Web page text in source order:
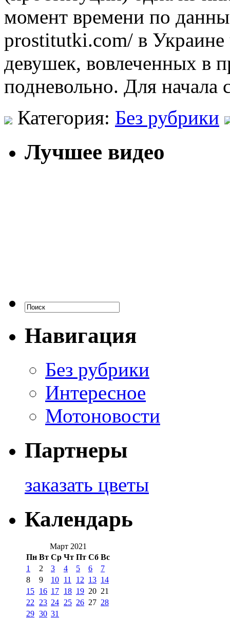
момент времени по
prostitutki.com/ в
девушек, вовлеченных в
подневольно. Для
Категория: Без рубрики
Лучшее видео
Навигация
Без рубрики
Интересное
Мотоновости
Партнеры
заказать цветы
Календарь
Март 2021
Пн Вт Ср Чт Пт Сб Вс
1
2 3 4 5 6
7
8
9 10 11 12 13 14
15 16 17 18 19 20 21
22
23 24 25 26 27 28
29 30 31